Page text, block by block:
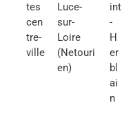
tes
cen
tre-
ville
Luce-
sur-
Loire
(Netouri
en)
int
-
H
er
bl
ai
n